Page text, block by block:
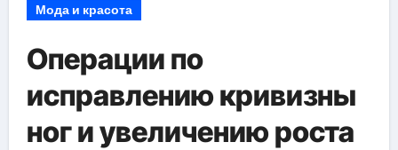
Мода и красота
Операции по
исправлению кривизны
ног и увеличению роста